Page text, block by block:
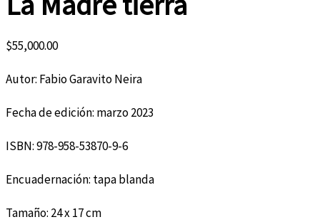
$55,000.00
Autor: Fabio Garavito Neira
Fecha de edición: marzo 2023
ISBN: 978-958-53870-9-6
Encuadernación: tapa blanda
Tamaño: 24 x 17 cm